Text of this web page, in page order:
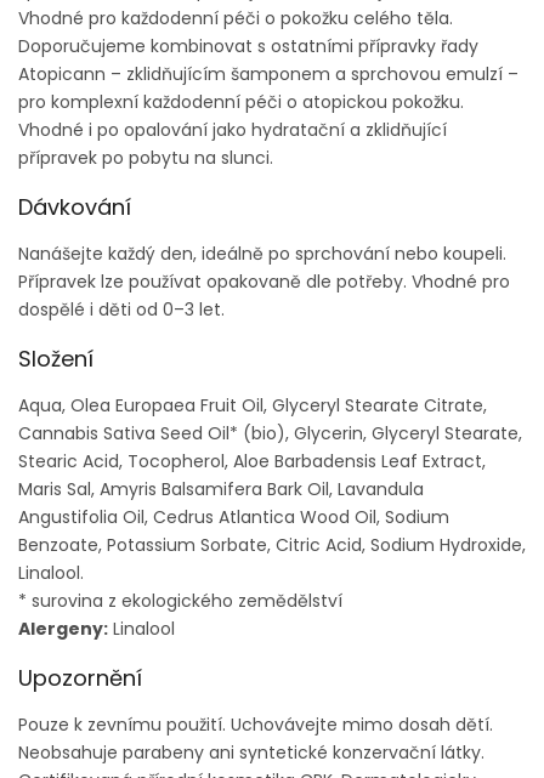
Vhodné pro každodenní péči o pokožku celého těla.
Doporučujeme kombinovat s ostatními přípravky řady
Atopicann – zklidňujícím šamponem a sprchovou emulzí –
pro komplexní každodenní péči o atopickou pokožku.
Vhodné i po opalování jako hydratační a zklidňující
přípravek po pobytu na slunci.
Dávkování
Nanášejte každý den, ideálně po sprchování nebo koupeli.
Přípravek lze používat opakovaně dle potřeby. Vhodné pro
dospělé i děti od 0–3 let.
Složení
Aqua, Olea Europaea Fruit Oil, Glyceryl Stearate Citrate,
Cannabis Sativa Seed Oil* (bio), Glycerin, Glyceryl Stearate,
Stearic Acid, Tocopherol, Aloe Barbadensis Leaf Extract,
Maris Sal, Amyris Balsamifera Bark Oil, Lavandula
Angustifolia Oil, Cedrus Atlantica Wood Oil, Sodium
Benzoate, Potassium Sorbate, Citric Acid, Sodium Hydroxide,
Linalool.
* surovina z ekologického zemědělství
Alergeny: Linalool
Upozornění
Pouze k zevnímu použití. Uchovávejte mimo dosah dětí.
Neobsahuje parabeny ani syntetické konzervační látky.